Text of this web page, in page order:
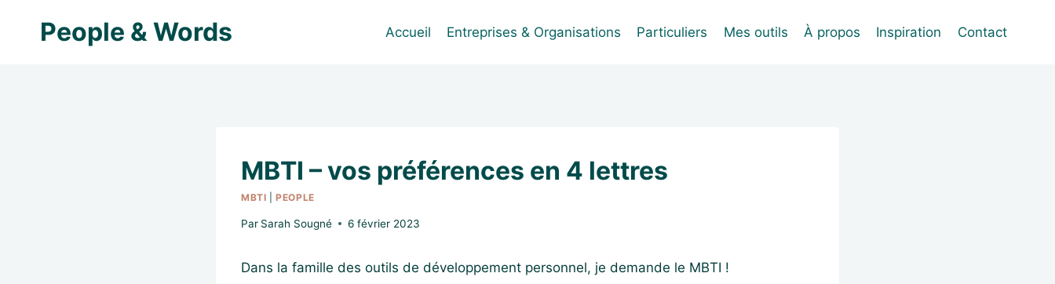
People & Words Accueil Entreprises & Organisations Particuliers Mes outils À propos Inspiration Contact
MBTI – vos préférences en 4 lettres
MBTI |PEOPLE
Par Sarah Sougné 6 février 2023
Dans la famille des outils de développement personnel, je demande le MBTI !